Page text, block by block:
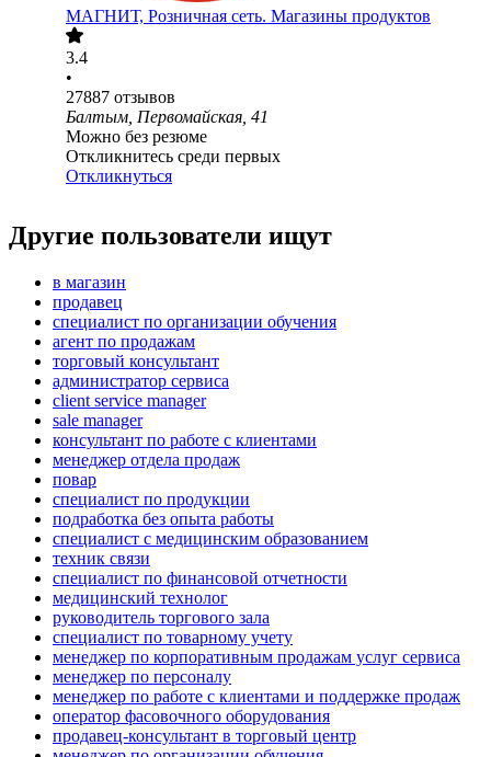
МАГНИТ, Розничная сеть. Магазины продуктов
3.4
•
27887 отзывов
Балтым, Первомайская, 41
Можно без резюме
Откликнитесь среди первых
Откликнуться
Другие пользователи ищут
в магазин
продавец
специалист по организации обучения
агент по продажам
торговый консультант
администратор сервиса
client service manager
sale manager
консультант по работе с клиентами
менеджер отдела продаж
повар
специалист по продукции
подработка без опыта работы
специалист с медицинским образованием
техник связи
специалист по финансовой отчетности
медицинский технолог
руководитель торгового зала
специалист по товарному учету
менеджер по корпоративным продажам услуг сервиса
менеджер по персоналу
менеджер по работе с клиентами и поддержке продаж
оператор фасовочного оборудования
продавец-консультант в торговый центр